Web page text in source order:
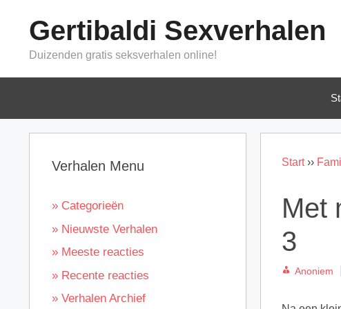
inhoud
Gertibaldi Sexverhalen
Duizenden gratis seksverhalen online!
Start››
Met
3
Anoniem
Verhalen Menu
» Categorieën
» Nieuwste Verhalen
» Meeste reacties
» Recente reacties
» Verhalen Archief